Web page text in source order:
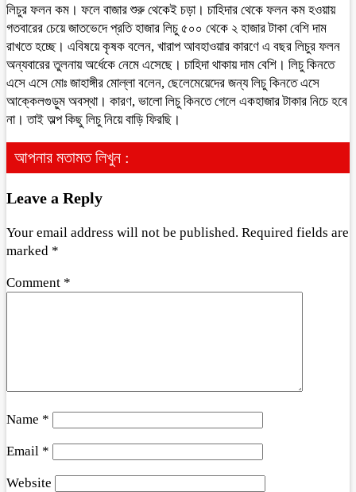
লিচুর ফলন কম। ফলে বাজার শুরু থেকেই চড়া। চাহিদার থেকে ফলন কম হওয়ায়
গতবারের চেয়ে জাতভেদে প্রতি হাজার লিচু ৫০০ থেকে ২ হাজার টাকা বেশি দাম
রাখতে হচ্ছে। এবিষয়ে কৃষক বলেন, খারাপ আবহাওয়ার কারণে এ বছর লিচুর ফলন
অন্যবারের তুলনায় অর্ধেকে নেমে এসেছে। চাহিদা থাকায় দাম বেশি। লিচু কিনতে
এসে এসে মোঃ জাহাঙ্গীর মোল্লা বলেন, ছেলেমেয়েদের জন্য লিচু কিনতে এসে
আক্কেলগুড়ুম অবস্থা। কারণ, ভালো লিচু কিনতে গেলে একহাজার টাকার নিচে হবে
না। তাই অল্প কিছু লিচু নিয়ে বাড়ি ফিরছি।
আপনার মতামত লিখুন :
Leave a Reply
Your email address will not be published. Required fields are
marked *
Comment *
Name *
Email *
Website